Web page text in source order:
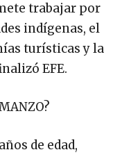
trabajar por
indígenas, el
turísticas y la
EFE.
de edad,